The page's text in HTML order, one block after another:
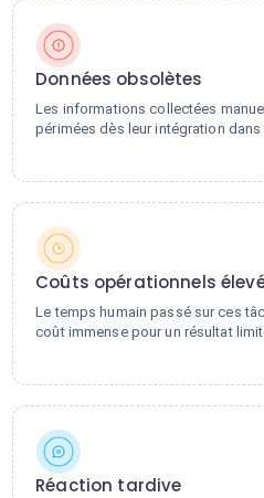
Données obsolètes
Les informations collectées
périmées dès leur intégration
Coûts opérationnels
Le temps humain passé sur ces
coût immense pour un résultat
Réaction tardive